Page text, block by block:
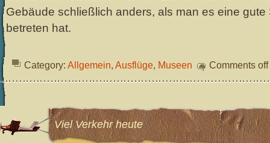
Gebäude schließlich anders, als man es eine gute
betreten hat.
Category: Allgemein, Ausflüge, Museen Comments off
Viel Verkehr heute